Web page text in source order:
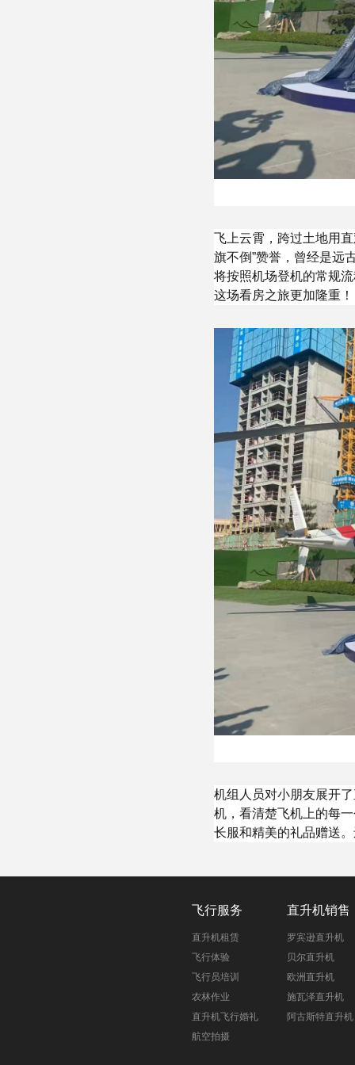
飞上云霄，跨过土地用
旗不倒”赞誉，曾经是远
将按照机场登机的常规
这场看房之旅更加隆重！
机组人员对小朋友展开
机，看清楚飞机上的每
长服和精美的礼品赠送
飞行服务
直升机租赁
飞行体验
飞行员培训
农林作业
直升机飞行婚礼
航空拍摄
直升机销售
罗宾逊直升机
贝尔直升机
欧洲直升机
施瓦泽直升机
阿古斯特直升机